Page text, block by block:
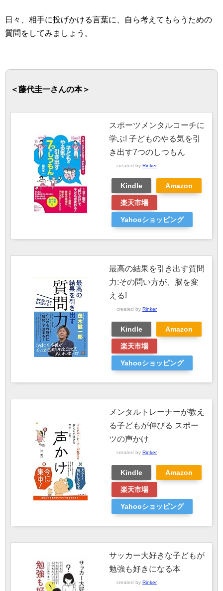
日々、相手に投げかける言葉に、自ら考えてもらうための
質問をしてみましょう。
＜藤代圭一さんの本＞
スポーツメンタルコーチに
学ぶ! 子どものやる気を引
き出す7つのしつもん
created by Rinker
Kindle Amazon
楽天市場
Yahooショッピング
最高の結果を引き出す質問
力:その問い方が、脳を変
える!
created by Rinker
Kindle Amazon
楽天市場
Yahooショッピング
メンタルトレーナーが教え
る子どもが伸びる スポー
ツの声かけ
created by Rinker
Kindle Amazon
楽天市場
Yahooショッピング
サッカー大好きな子どもが
勉強も好きになる本
created by Rinker